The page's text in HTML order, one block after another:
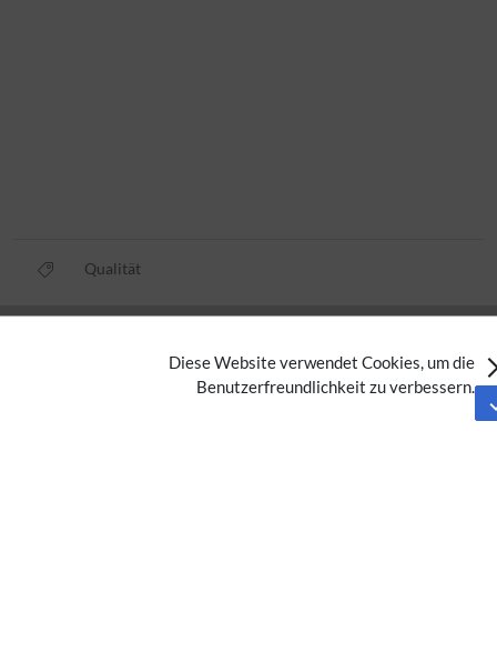
Diese Website verwendet Cookies, um die
Benutzerfreundlichkeit zu verbessern.
Qualität
Nutzungsbedingungen